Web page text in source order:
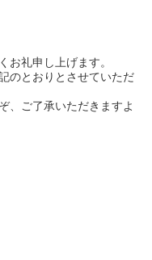
お礼申し上げます。
のとおりとさせていただ
、ご了承いただきますよ